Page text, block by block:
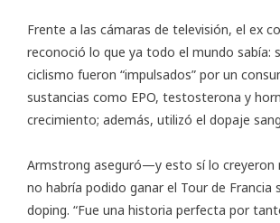
Frente a las cámaras de televisión, el ex
reconoció lo que ya todo el mundo sabía:
ciclismo fueron “impulsados” por un
sustancias como EPO, testosterona y
crecimiento; además, utilizó el dopaje
Armstrong aseguró—y esto sí lo
no habría podido ganar el Tour de Francia
doping. “Fue una historia perfecta por